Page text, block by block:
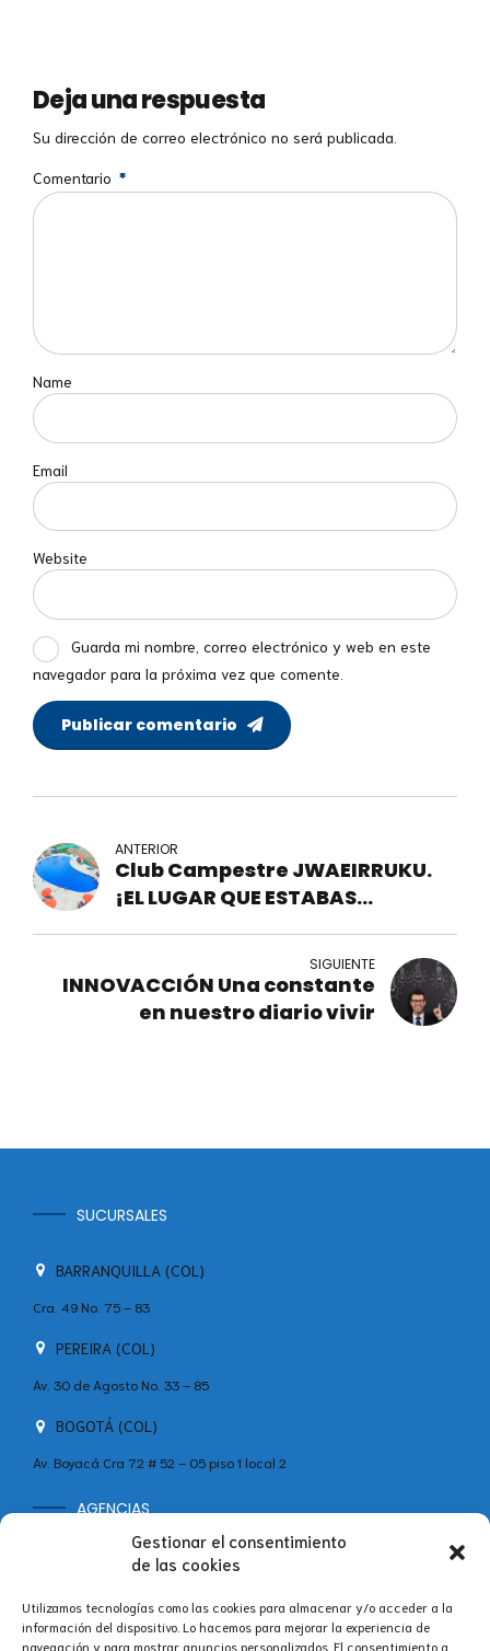
Gestionar el consentimiento
de las cookies
Utilizamos tecnologías como las cookies para almacenar y/o acceder a la
información del dispositivo. Lo hacemos para mejorar la experiencia de
navegación y para mostrar anuncios personalizados. El consentimiento a
Deja una respuesta
Su dirección de correo electrónico no será publicada.
Comentario *
Name
Email
Website
Guarda mi nombre, correo electrónico y web en este
navegador para la próxima vez que comente.
Publicar comentario
ANTERIOR
Club Campestre JWAEIRRUKU.
¡EL LUGAR QUE ESTABAS
SIGUIENTE
INNOVACCIÓN Una constante
en nuestro diario vivir
SUCURSALES
BARRANQUILLA (COL)
Cra. 49 No. 75 – 83
PEREIRA (COL)
Av. 30 de Agosto No. 33 – 85
BOGOTÁ (COL)
Av. Boyacá Cra 72 # 52 – 05 piso 1 local 2
AGENCIAS
MADRID (ESP)
+34 642 60 46 11
España